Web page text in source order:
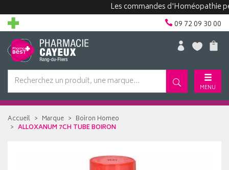
Les commandes d'Homéopathie
09 72 09 30 00
MENU
Accueil Marque
Boiron Homeo
ALLOXANUM 7CH TUBE BOIRON